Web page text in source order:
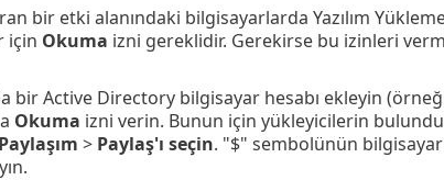
bir etki alanındaki bilgisayarlarda Yazılım
için Okuma izni gereklidir. Gerekirse bu izinleri
bir Active Directory bilgisayar hesabı ekleyin
Okuma izni verin. Bunun için yükleyicilerin
Paylaşım > Paylaş'ı seçin. "$" sembolünün